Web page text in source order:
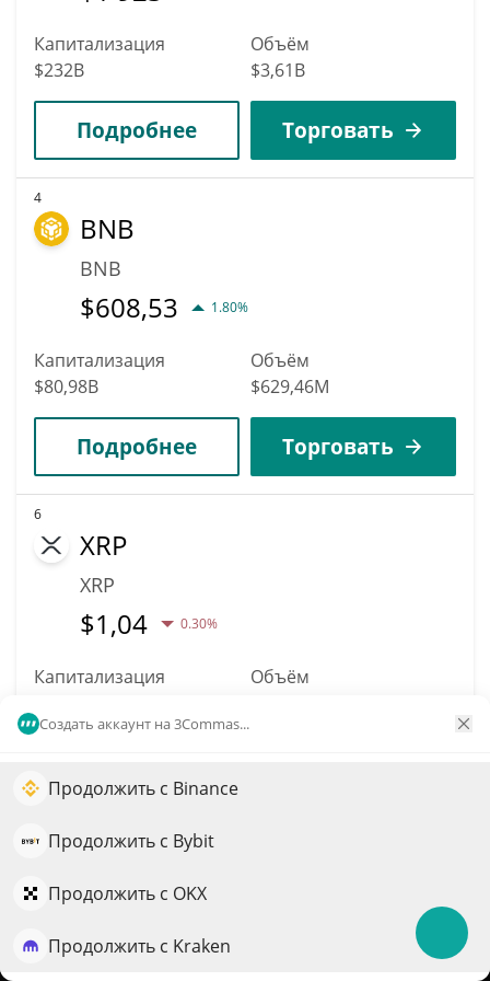
Создать аккаунт на 3Commas...
Продолжить с Binance
Продолжить с Bybit
Продолжить с OKX
Продолжить с Kraken
Капитализация
$232B
Объём
$3,61B
Подробнее Торговать
4
BNB
BNB
$608,53 1.80%
Капитализация
$80,98B
Объём
$629,46M
Подробнее Торговать
6
XRP
XRP
$1,04 0.30%
Капитализация
Объём
Solana
SOL
$76,6 1.50%
Увеличьте рост портфеля с помощью ИИ
QuantPilot — платформа полного цикла, где
ваши стратегии и проводят рыночные исследования
Попробовать бесплатно